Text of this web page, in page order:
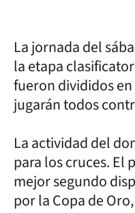
La jornada del
la etapa
fueron divididos
jugarán todos
La actividad del
para los cruces. El
mejor segundo
por la Copa de